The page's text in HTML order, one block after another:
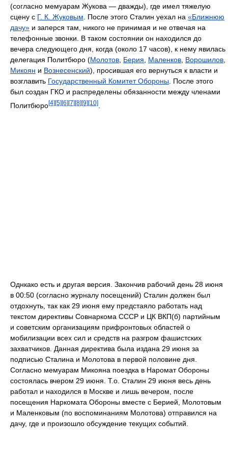
(согласно мемуарам Жукова — дважды), где имел тяжелую
сцену с Г. К. Жуковым . После этого Сталин уехал на «Ближнюю
дачу» и заперся там, никого не принимая и не отвечая на
телефонные звонки. В таком состоянии он находился до
вечера следующего дня, когда (около 17 часов), к нему явилась
делегация Политбюро (Молотов Берия Маленков Ворошилов
Микоян и Вознесенский), просившая его вернуться к власти и
возглавить Государственный Комитет Обороны . После этого
был создан ГКО и распределены обязанности между членами
Политбюро[4][5][6][7][8][9][10]
Однкако есть и другая версия. Закончив рабочий день 28 июня
в 00:50 (согласно журналу посещений) Сталин должен был
отдохнуть, так как 29 июня ему предстаяло работать над
текстом директивы Совнаркома СССР и ЦК ВКП(б) партийным
и советским организациям прифронтовых областей о
мобилизации всех сил и средств на разгром фашистских
захватчиков. Данная директива была издана 29 июня за
подписью Сталина и Молотова в первой половине дня.
Согласно мемуарам Микояна поездка в Наромат Обороны
состоялась вчером 29 июня. Т.о. Сталин 29 июня весь день
работал и находился в Москве и лишь вечером, после
посещения Наркомата Обороны вместе с Берией, Молотовым
и Маленковым (по воспоминаниям Молотова) отправился на
дачу, где и произошло обсуждение текущих событий.